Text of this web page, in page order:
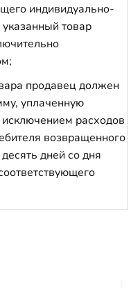
индивидуально-
товар
продавец должен
уплаченную
исключением расходов
возвращенного
дней со дня